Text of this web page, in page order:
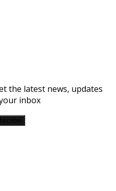
the latest news, updates
inbox